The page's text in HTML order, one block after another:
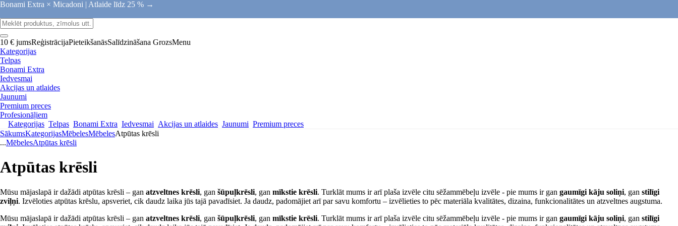
Bonami Extra × Micadoni | Atlaide līdz 25 % →
10 € jumsReģistrācijaPieteikšanāsSalīdzināšana GrozsMenu
Kategorijas
Telpas
Bonami Extra
Iedvesmai
Akcijas un atlaides
Jaunumi
Premium preces
Profesionāļiem
Kategorijas Telpas Bonami Extra Iedvesmai Akcijas un atlaides Jaunumi Premium preces
SākumsKategorijasMēbelesMēbelesAtpūtas krēsli
...MēbelesAtpūtas krēsli
Atpūtas krēsli
Mūsu mājaslapā ir dažādi atpūtas krēsli – gan atzveltnes krēsli, gan šūpuļkrēsli, gan mīkstie krēsli. Turklāt mums ir arī plaša izvēle citu sēžammēbeļu izvēle - pie mums ir gan gaumīgi kāju soliņi, gan stilīgi
zviļņi. Izvēloties atpūtas krēslu, apsveriet, cik daudz laika jūs tajā pavadīsiet. Ja daudz, padomājiet arī par savu komfortu – izvēlieties to pēc materiāla kvalitātes, dizaina, funkcionalitātes un atzveltnes augstuma.
Mūsu mājaslapā ir dažādi atpūtas krēsli – gan atzveltnes krēsli, gan šūpuļkrēsli, gan mīkstie krēsli. Turklāt mums ir arī plaša izvēle citu sēžammēbeļu izvēle - pie mums ir gan gaumīgi kāju soliņi, gan stilīgi